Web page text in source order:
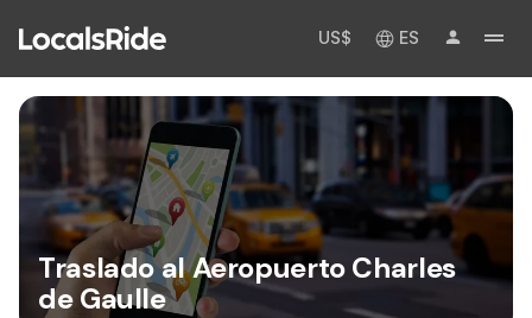
US$ ES
Traslado al Aeropuerto Charles
de Gaulle